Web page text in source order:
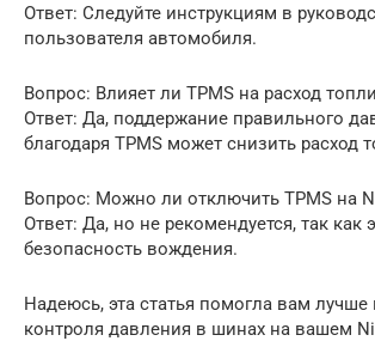
Ответ: Следуйте инструкциям в
пользователя автомобиля.
Вопрос: Влияет ли TPMS на расход
Ответ: Да, поддержание правильного
благодаря TPMS может снизить расход
Вопрос: Можно ли отключить TPMS на
Ответ: Да, но не рекомендуется, так как
безопасность вождения.
Надеюсь, эта статья помогла вам лучше
контроля давления в шинах на вашем